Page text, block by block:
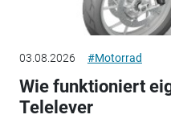
03.08.2026 #Motorrad
Wie funktioniert
Telelever